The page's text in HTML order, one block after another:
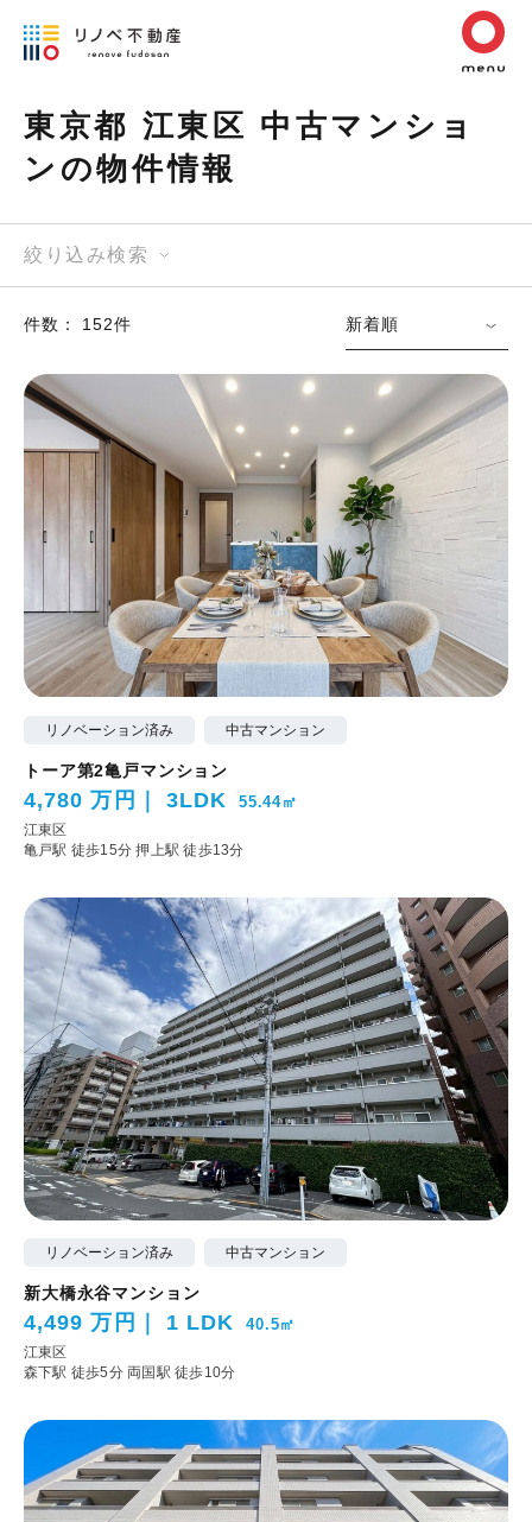
東京都 江東区 中古マンショ
ンの物件情報
絞り込み検索
件数： 152件 新着順
リノベーション済み 中古マンション
トーア第2亀戸マンション
4,780 万円 3LDK 55.44㎡
江東区
亀戸駅 徒歩15分押上駅 徒歩13分
リノベーション済み 中古マンション
新大橋永谷マンション
4,499 万円 1 LDK 40.5㎡
江東区
森下駅 徒歩5分 両国駅 徒歩10分